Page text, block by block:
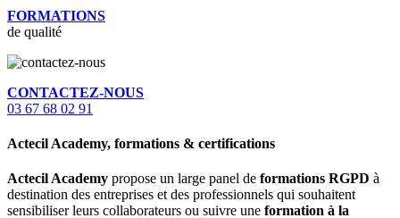
FORMATIONS
de qualité
CONTACTEZ-NOUS
03 67 68 02 91
Actecil Academy, formations & certifications
Actecil Academy propose un large panel de formations RGPD à
destination des entreprises et des professionnels qui souhaitent
sensibiliser leurs collaborateurs ou suivre une formation à la